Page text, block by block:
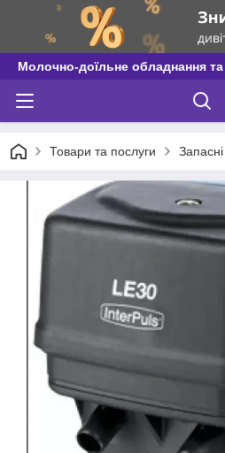
Молочно-доїльне обладнання
Товари та послуги